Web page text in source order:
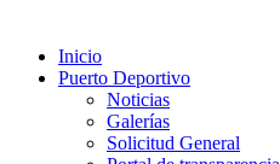
Inicio
Puerto Deportivo
Noticias
Galerías
Solicitud General